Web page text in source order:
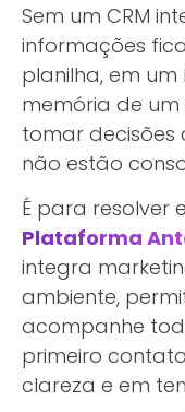
Sem um CRM
informações
planilha, em
memória de
tomar decisões
não estão
É para resolver
Plataforma
integra
ambiente,
acompanhe
primeiro
clareza e em